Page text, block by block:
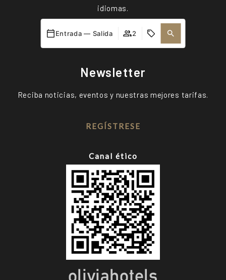
Entrada — Salida 2
idiomas.
CONTÁCTENOS
Newsletter
Reciba noticias, eventos y nuestras mejores tarifas.
REGÍSTRESE
Canal ético